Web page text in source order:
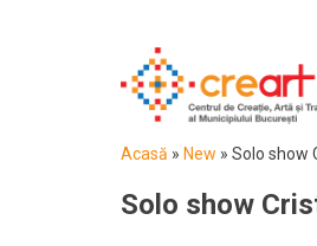
Acasă » New » Solo show
Solo show